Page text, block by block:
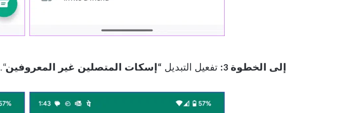
إلى الخطوة 3: تفعيل التبديل “إسكات المتصلين غير المعروفين“.